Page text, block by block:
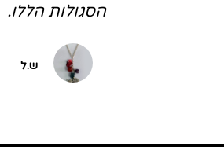
הסגולות הללו.
ש.ל